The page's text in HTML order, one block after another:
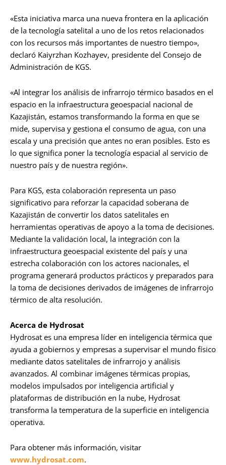
«Esta iniciativa marca una nueva frontera en la aplicación
de la tecnología satelital a uno de los retos relacionados
con los recursos más importantes de nuestro tiempo»,
declaró Kaiyrzhan Kozhayev, presidente del Consejo de
Administración de KGS.
«Al integrar los análisis de infrarrojo térmico basados en el
espacio en la infraestructura geoespacial nacional de
Kazajistán, estamos transformando la forma en que se
mide, supervisa y gestiona el consumo de agua, con una
escala y una precisión que antes no eran posibles. Esto es
lo que significa poner la tecnología espacial al servicio de
nuestro país y de nuestra región».
Para KGS, esta colaboración representa un paso
significativo para reforzar la capacidad soberana de
Kazajistán de convertir los datos satelitales en
herramientas operativas de apoyo a la toma de decisiones.
Mediante la validación local, la integración con la
infraestructura geoespacial existente del país y una
estrecha colaboración con los actores nacionales, el
programa generará productos prácticos y preparados para
la toma de decisiones derivados de imágenes de infrarrojo
térmico de alta resolución.
Acerca de Hydrosat
Hydrosat es una empresa líder en inteligencia térmica que
ayuda a gobiernos y empresas a supervisar el mundo físico
mediante datos satelitales de infrarrojo y análisis
avanzados. Al combinar imágenes térmicas propias,
modelos impulsados por inteligencia artificial y
plataformas de distribución en la nube, Hydrosat
transforma la temperatura de la superficie en inteligencia
operativa.
Para obtener más información, visitar
www.hydrosat.com.